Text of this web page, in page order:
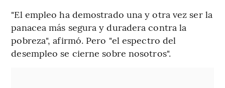
"El empleo ha demostrado una y otra vez ser la
panacea más segura y duradera contra la
pobreza", afirmó. Pero "el espectro del
desempleo se cierne sobre nosotros".